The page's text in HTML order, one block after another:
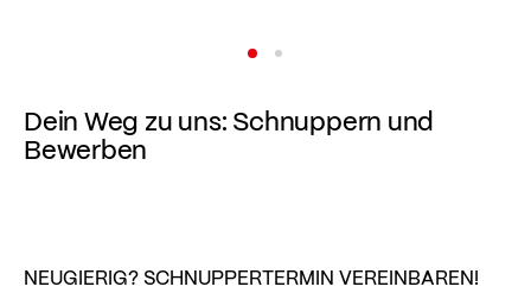
Bekleidungsgestaltung
Mehr lesen
Dein Weg zu uns: Schnuppern und
Bewerben
NEUGIERIG? SCHNUPPERTERMIN VEREINBAREN!